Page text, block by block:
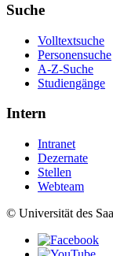
Suche
Volltextsuche
Personensuche
A-Z-Suche
Studiengänge
Intern
Intranet
Dezernate
Stellen
Webteam
© Universität des